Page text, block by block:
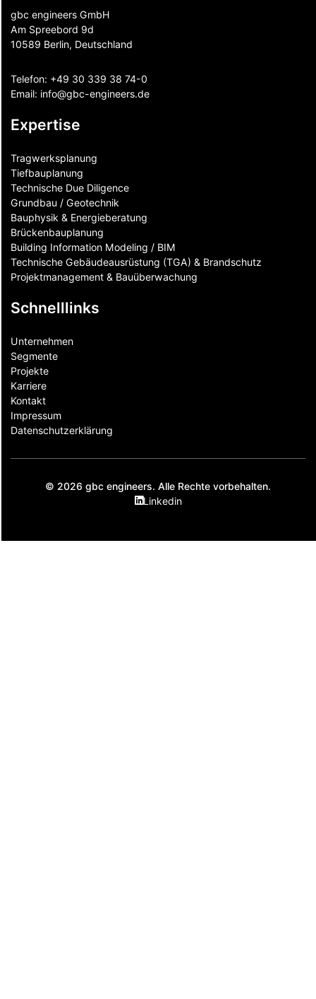
gbc engineers GmbH
Am Spreebord 9d
10589 Berlin, Deutschland
Telefon: +49 30 339 38 74-0
Email: info@gbc-engineers.de
Expertise
Tragwerksplanung
Tiefbauplanung
Technische Due Diligence
Grundbau / Geotechnik
Bauphysik & Energieberatung
Brückenbauplanung
Building Information Modeling / BIM
Technische Gebäudeausrüstung (TGA) & Brandschutz
Projektmanagement & Bauüberwachung
Schnelllinks
Unternehmen
Segmente
Projekte
Karriere
Kontakt
Impressum
Datenschutzerklärung
© 2026 gbc engineers. Alle Rechte vorbehalten.
Linkedin